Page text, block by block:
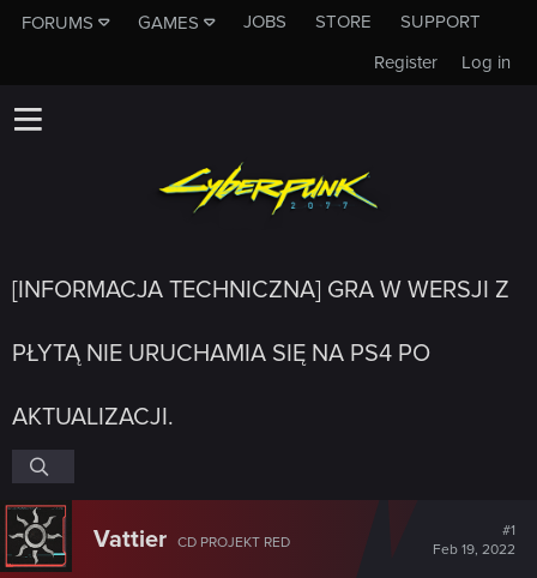
FORUMS GAMES JOBS STORE
SUPPORT
Log in
Register
[INFORMACJA TECHNICZNA] GRA W WERSJI Z
PŁYTĄ NIE URUCHAMIA SIĘ NA PS4 PO
AKTUALIZACJI.
Vattier CD PROJEKT RED
#1
Feb 19, 2022